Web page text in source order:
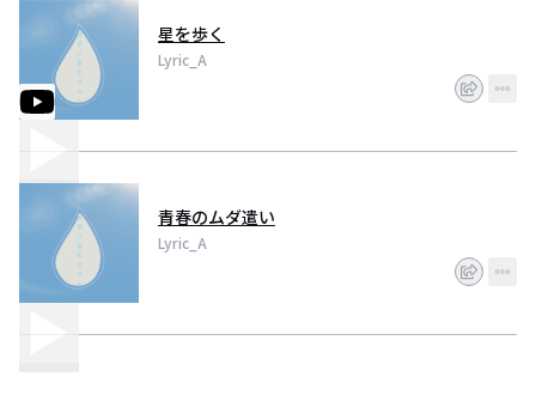
星を歩く
Lyric_A
青春のムダ遣い
Lyric_A